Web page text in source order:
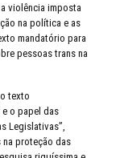
violência imposta
na política e as
mandatório para
pessoas trans na
texto
o papel das
Legislativas”,
proteção das